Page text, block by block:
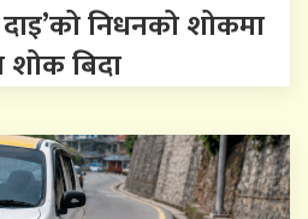
दाइ’को निधनको शोकमा
बिदा